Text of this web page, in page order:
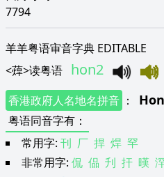
7794
羊羊粤语审音字典 EDITABLE
<蔊>读粤语 hon2
香港政府人名地名拼音 ： Hon
粤语同音字有 ：
常用字: 刊 厂 捍 焊 罕
非常用字: 侃 偘 刋 扞 暵